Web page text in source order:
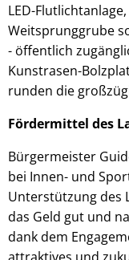
LED-
Weitsprunggrube
- öffentlich
Kunstrasen-
runden die
Fördermittel des
Bürgermeister
bei Innen- und
Unterstützung des
das Geld gut und
dank dem
attraktives und